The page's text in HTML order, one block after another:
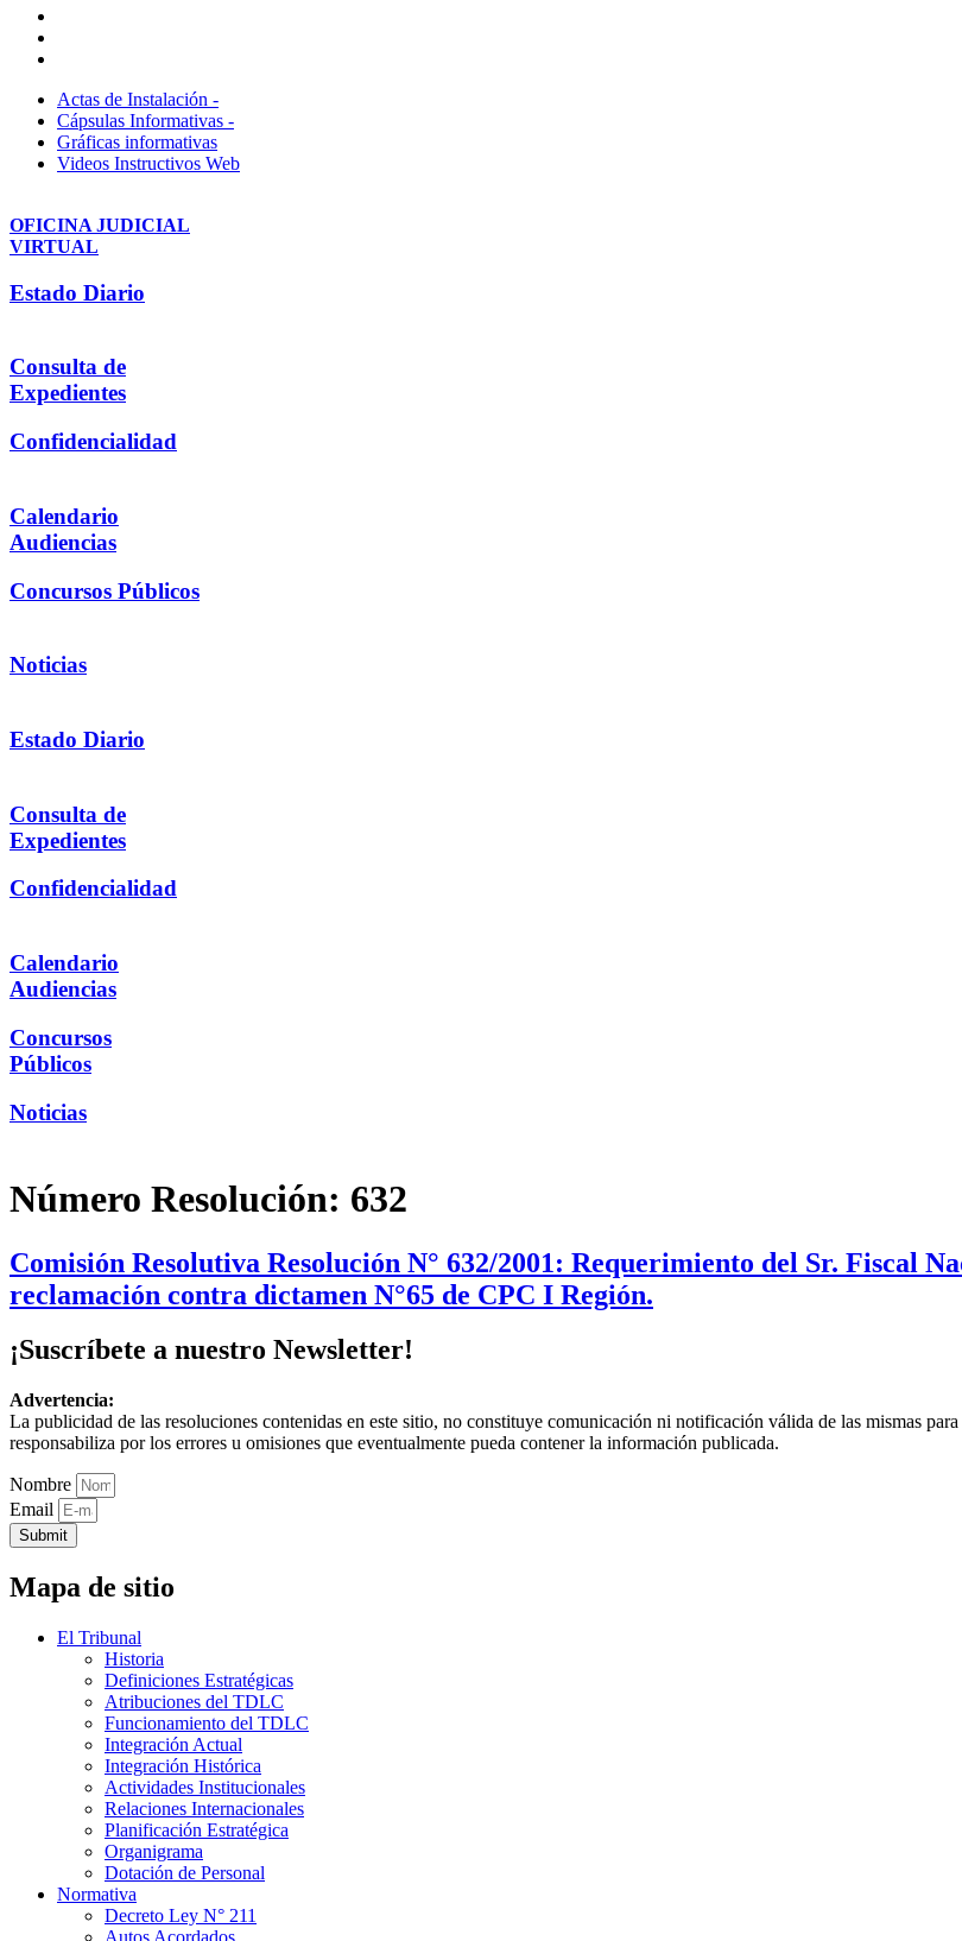
Actas de Instalación -
Cápsulas Informativas -
Gráficas informativas
Videos Instructivos Web
OFICINA JUDICIAL
VIRTUAL
Estado Diario
Consulta de
Expedientes
Confidencialidad
Calendario
Audiencias
Concursos Públicos
Noticias
Estado Diario
Consulta de
Expedientes
Confidencialidad
Calendario
Audiencias
Concursos
Públicos
Noticias
Número Resolución: 632
Comisión Resolutiva Resolución N° 632/2001: Requerimiento del Sr. Fiscal
reclamación contra dictamen N°65 de CPC I Región.
¡Suscríbete a nuestro Newsletter!
Advertencia:
La publicidad de las resoluciones contenidas en este sitio, no constituye comunicación ni notificación válida de las mismas
responsabiliza por los errores u omisiones que eventualmente pueda contener la información publicada.
Nombre
Email
Submit
Mapa de sitio
El Tribunal
Historia
Definiciones Estratégicas
Atribuciones del TDLC
Funcionamiento del TDLC
Integración Actual
Integración Histórica
Actividades Institucionales
Relaciones Internacionales
Planificación Estratégica
Organigrama
Dotación de Personal
Normativa
Decreto Ley N° 211